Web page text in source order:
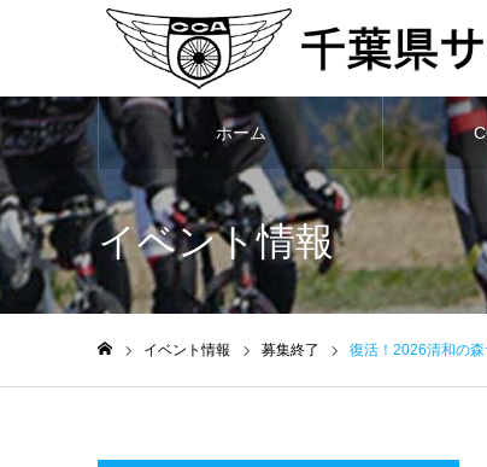
ホーム
イベント情報
イベント情報 募集終了 復活！2026清和の